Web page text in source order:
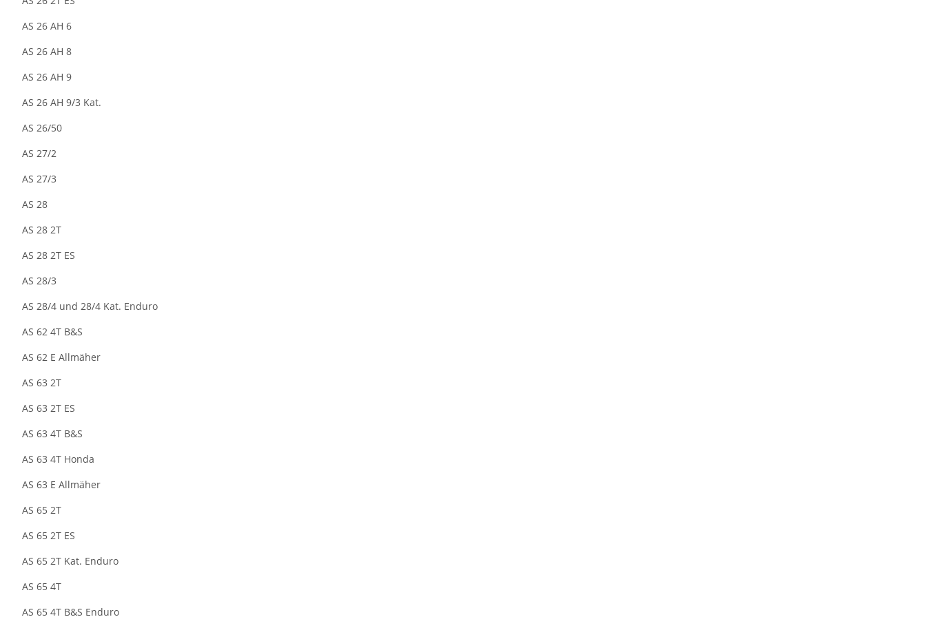
AS 26 AH 6
AS 26 AH 8
AS 26 AH 9
AS 26 AH 9/3 Kat.
AS 26/50
AS 27/2
AS 27/3
AS 28
AS 28 2T
AS 28 2T ES
AS 28/3
AS 28/4 und 28/4 Kat. Enduro
AS 62 4T B&S
AS 62 E Allmäher
AS 63 2T
AS 63 2T ES
AS 63 4T B&S
AS 63 4T Honda
AS 63 E Allmäher
AS 65 2T
AS 65 2T ES
AS 65 2T Kat. Enduro
AS 65 4T
AS 65 4T B&S Enduro